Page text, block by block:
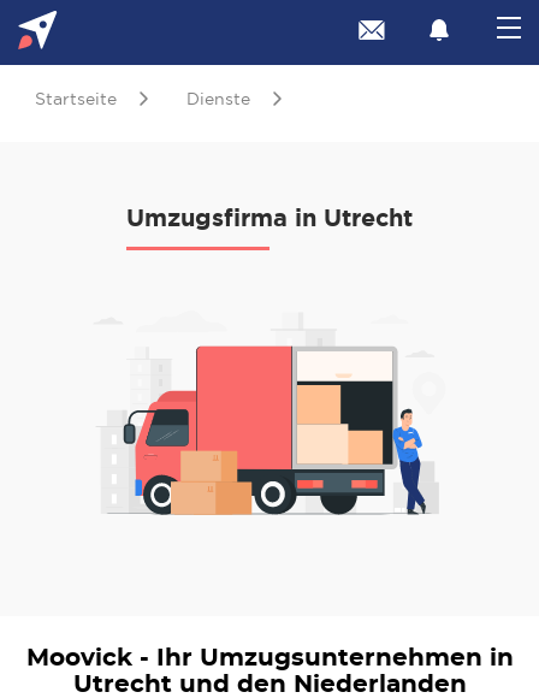
Startseite Dienste
Umzugsfirma in Utrecht
Moovick - Ihr Umzugsunternehmen in
Utrecht und den Niederlanden